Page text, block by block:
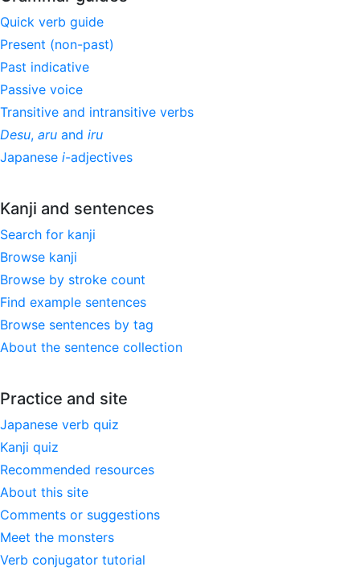
Quick verb guide
Present (non-past)
Past indicative
Passive voice
Transitive and intransitive verbs
Desu, aru and iru
Japanese i-adjectives
Kanji and sentences
Search for kanji
Browse kanji
Browse by stroke count
Find example sentences
Browse sentences by tag
About the sentence collection
Practice and site
Japanese verb quiz
Kanji quiz
Recommended resources
About this site
Comments or suggestions
Meet the monsters
Verb conjugator tutorial